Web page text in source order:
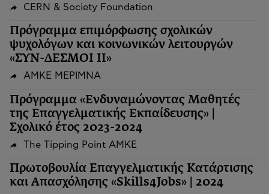
CERN & Society Foundation
Πρόγραμμα επιμόρφωσης σχολικών
ψυχολόγων και κοινωνικών λειτουργών
«ΣΥΝ-ΔΕΣΜΟΙ ΙΙ»
ΑΜΚΕ ΜΕΡΙΜΝΑ
Πρόγραμμα «Ενδυναμώνοντας Μαθητές
της Επαγγελματικής Εκπαίδευσης» |
Σχολικό έτος 2023-2024
The Tipping Point ΑΜΚΕ
Πρωτοβουλία Επαγγελματικής Κατάρτισης
και Απασχόλησης «Skills4Jobs» | 2024